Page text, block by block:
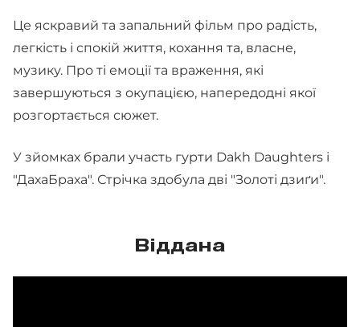
Це яскравий та запальний фільм про радість,
легкість і спокій життя, кохання та, власне,
музику. Про ті емоції та враження, які
завершуються з окупацією, напередодні якої
розгортається сюжет.
У зйомках брали участь гурти Dakh Daughters і
"ДахаБраха". Стрічка здобула дві "Золоті дзиґи".
Віддана